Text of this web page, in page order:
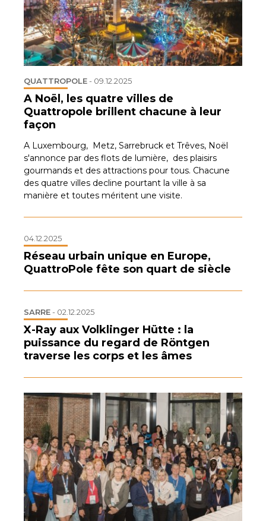
QUATTROPOLE- 09.12.2025
A Noël, les quatre villes de
Quattropole brillent chacune à leur
façon
A Luxembourg, Metz, Sarrebruck et Trêves, Noël
s'annonce par des flots de lumière, des plaisirs
gourmands et des attractions pour tous. Chacune
des quatre villes decline pourtant la ville à sa
manière et toutes méritent une visite.
04.12.2025
Réseau urbain unique en Europe,
QuattroPole fête son quart de siècle
SARRE- 02.12.2025
X-Ray aux Volklinger Hütte : la
puissance du regard de Röntgen
traverse les corps et les âmes